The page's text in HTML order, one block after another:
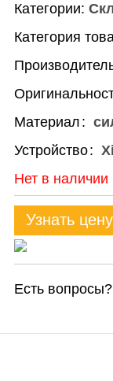
Категории:
Категория
Материал
Устройство
Нет в наличии
Узнать цену
Есть вопросы?